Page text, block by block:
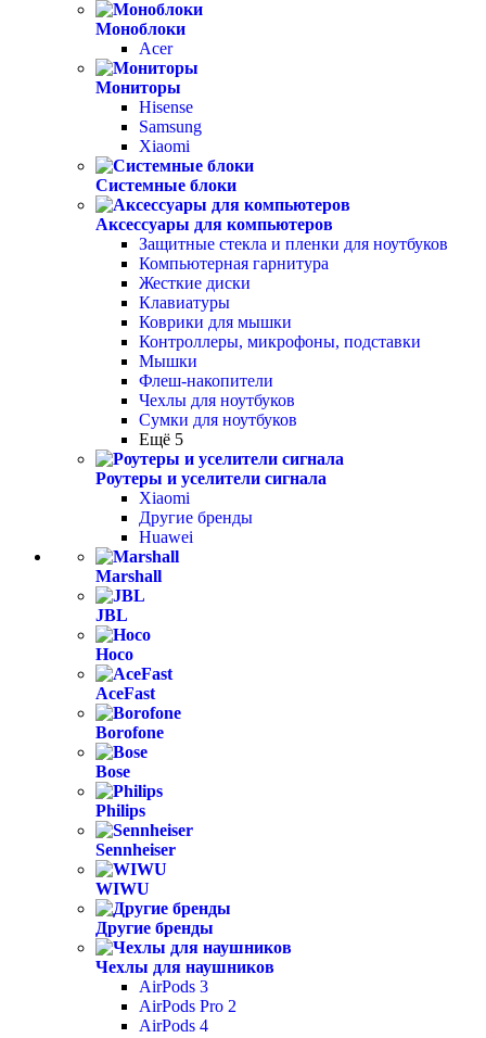
Моноблоки
Acer
Мониторы
Hisense
Samsung
Xiaomi
Системные блоки
Аксессуары для компьютеров
Защитные стекла и пленки для ноутбуков
Компьютерная гарнитура
Жесткие диски
Клавиатуры
Коврики для мышки
Контроллеры, микрофоны, подставки
Мышки
Флеш-накопители
Чехлы для ноутбуков
Сумки для ноутбуков
Ещё 5
Роутеры и уселители сигнала
Xiaomi
Другие бренды
Huawei
Marshall
JBL
Hoco
AceFast
Borofone
Bose
Philips
Sennheiser
WIWU
Другие бренды
Чехлы для наушников
AirPods 3
AirPods Pro 2
AirPods 4